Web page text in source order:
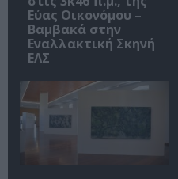
Εύας Οικονόμου –
Βαμβακά στην
Εναλλακτική Σκηνή
ΕΛΣ